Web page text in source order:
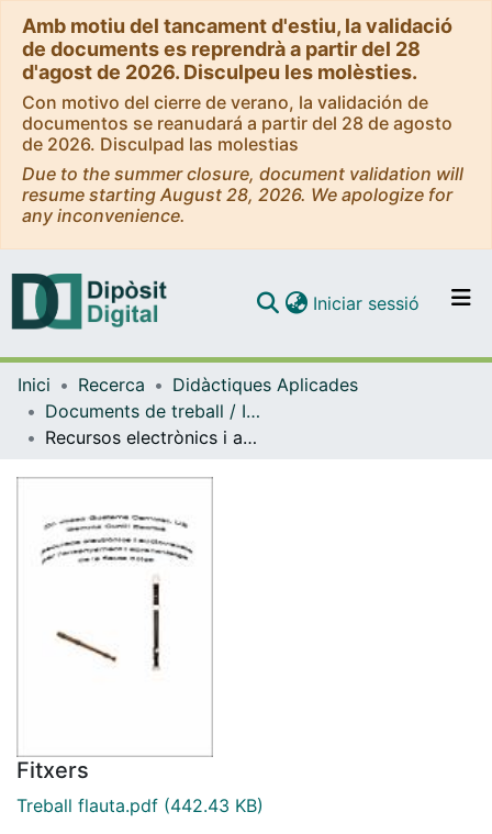
Amb motiu del tancament d'estiu, la validació
de documents es reprendrà a partir del 28
d'agost de 2026. Disculpeu les molèsties.
Con motivo del cierre de verano, la validación de
documentos se reanudará a partir del 28 de agosto
de 2026. Disculpad las molestias
Due to the summer closure, document validation will
resume starting August 28, 2026. We apologize for
any inconvenience.
Navega per tot el DD
Iniciar sessió (current)
Inici Recerca
Didàctiques Aplicades
Documents de treball / Informes (Didàctiques Aplicades)
Recursos electrònics i audiovisuals per l'ensenyament i aprenentatge de la flauta dolça
Fitxers
Treball flauta.pdf (442.43 KB)